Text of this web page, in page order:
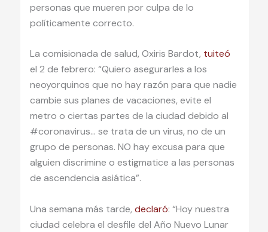
personas que mueren por culpa de lo
políticamente correcto.
La comisionada de salud, Oxiris Bardot, tuiteó
el 2 de febrero: “Quiero asegurarles a los
neoyorquinos que no hay razón para que nadie
cambie sus planes de vacaciones, evite el
metro o ciertas partes de la ciudad debido al
#coronavirus… se trata de un virus, no de un
grupo de personas. NO hay excusa para que
alguien discrimine o estigmatice a las personas
de ascendencia asiática”.
Una semana más tarde, declaró: “Hoy nuestra
ciudad celebra el desfile del Año Nuevo Lunar